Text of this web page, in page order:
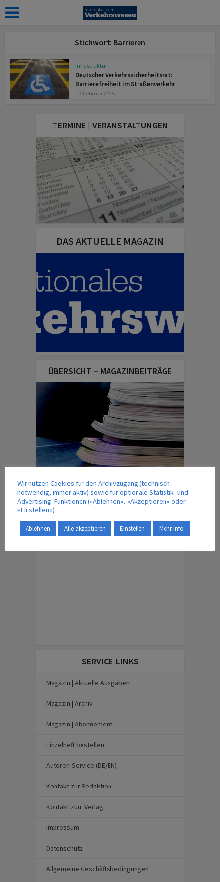
Stichwort: Barrieren
Infrastruktur
Deutscher Verkehrssicherheitsrat:
Barrierefreiheit im Straßenverkehr
19. Februar 2025
TERMINE | VERANSTALTUNGEN
DAS AKTUELLE MAGAZIN
ÜBERSICHT – MAGAZINBEITRÄGE
IM VERLAG ERSCHEINT AUCH …
ENGLISH EDITION
SERVICE-LINKS
Magazin | Aktuelle Ausgaben
Magazin | Archiv
Magazin | Abonnement
Einzelheft bestellen
Autoren-Service (DE/EN)
Kontakt zur Redaktion
Kontakt zum Verlag
Impressum
Datenschutz
Allgemeine Geschäftsbedingungen
Wir nutzen Cookies für den Archivzugang (technisch
notwendig, immer aktiv) sowie für optionale Statistik- und
Advertising-Funktionen (»Ablehnen«, »Akzeptieren« oder
»Einstellen«).
Ablehnen Alle akzeptieren Einstellen Mehr Info